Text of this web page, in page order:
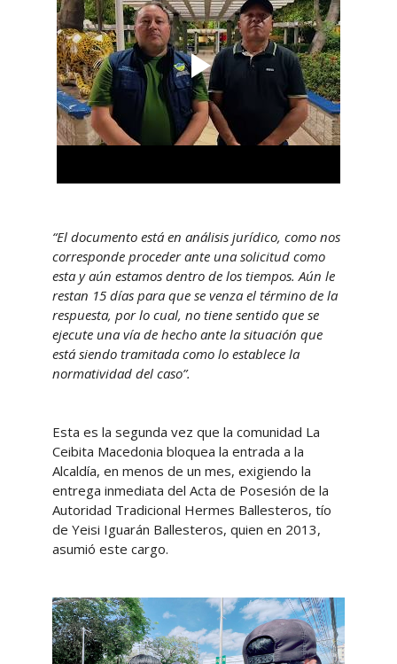
“El documento está en análisis jurídico, como nos
corresponde proceder ante una solicitud como
esta y aún estamos dentro de los tiempos. Aún le
restan 15 días para que se venza el término de la
respuesta, por lo cual, no tiene sentido que se
ejecute una vía de hecho ante la situación que
está siendo tramitada como lo establece la
normatividad del caso”.
Esta es la segunda vez que la comunidad La
Ceibita Macedonia bloquea la entrada a la
Alcaldía, en menos de un mes, exigiendo la
entrega inmediata del Acta de Posesión de la
Autoridad Tradicional Hermes Ballesteros, tío
de Yeisi Iguarán Ballesteros, quien en 2013,
asumió este cargo.